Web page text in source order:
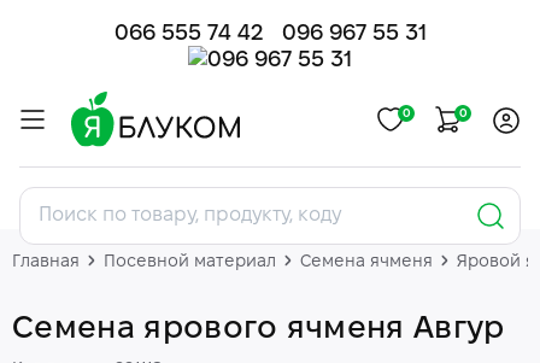
066 555 74 42 096 967 55 31
0 0
Главная Посевной материал Семена ячменя Яровой
Семена ярового ячменя Авгур